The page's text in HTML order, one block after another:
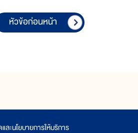
หัวข้อก่อนหน้า
ละนโยบายการให้บริการ